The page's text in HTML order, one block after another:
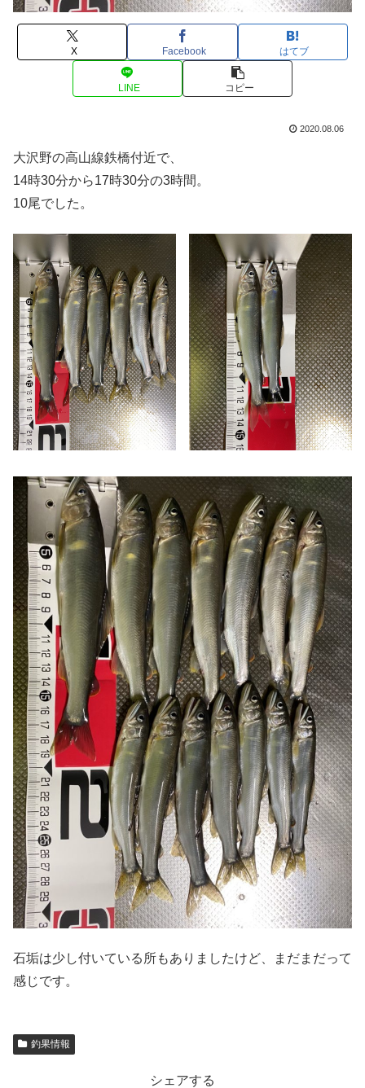
X Facebook はてブ
LINE コピー
2020.08.06
大沢野の高山線鉄橋付近で、
14時30分から17時30分の3時間。
10尾でした。
石垢は少し付いている所もありましたけど、まだまだって
感じです。
釣果情報
シェアする